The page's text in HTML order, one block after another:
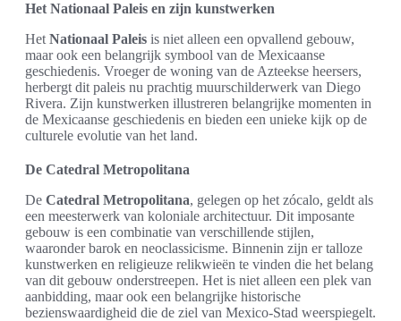
Het Nationaal Paleis en zijn kunstwerken
Het Nationaal Paleis is niet alleen een opvallend gebouw,
maar ook een belangrijk symbool van de Mexicaanse
geschiedenis. Vroeger de woning van de Azteekse heersers,
herbergt dit paleis nu prachtig muurschilderwerk van Diego
Rivera. Zijn kunstwerken illustreren belangrijke momenten in
de Mexicaanse geschiedenis en bieden een unieke kijk op de
culturele evolutie van het land.
De Catedral Metropolitana
De Catedral Metropolitana, gelegen op het zócalo, geldt als
een meesterwerk van koloniale architectuur. Dit imposante
gebouw is een combinatie van verschillende stijlen,
waaronder barok en neoclassicisme. Binnenin zijn er talloze
kunstwerken en religieuze relikwieën te vinden die het belang
van dit gebouw onderstreepen. Het is niet alleen een plek van
aanbidding, maar ook een belangrijke historische
bezienswaardigheid die de ziel van Mexico-Stad weerspiegelt.